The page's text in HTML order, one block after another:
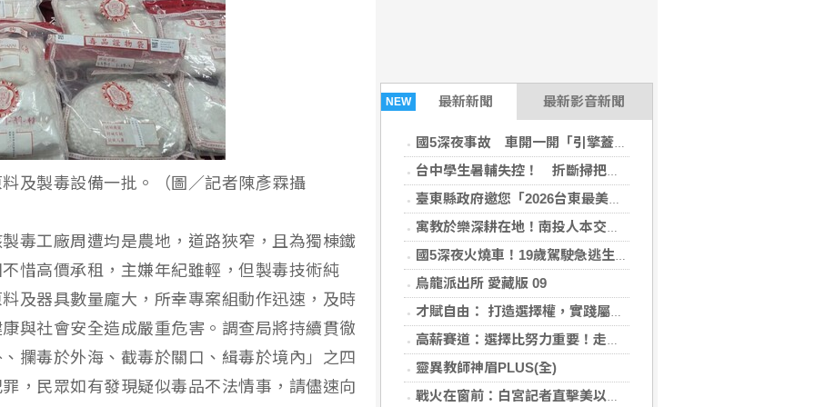
NEW 最新新聞 最新影音新聞
國5深夜事故 車開一開「引擎蓋起火」整輛燒、3人逃生
台中學生暑輔失控！ 折斷掃把戳師眼...醫研判恐失明
臺東縣政府邀您「2026台東最美星空」父親節帶爸爸追星去！
寓教於樂深耕在地！南投人本交通計畫奪佳作
國5深夜火燒車！19歲駕駛急逃生 車上3人及時脫困
烏龍派出所 愛藏版 09
才賦自由： 打造選擇權，實踐屬於你的成就樣貌
高薪賽道：選擇比努力重要！走對路徑的職場換軌與談薪心法
靈異教師神眉PLUS(全)
戰火在窗前：白宮記者直擊美以伊三國衝突，透視世界大變局
及製毒設備一批。（圖／記者陳彥霖攝
毒工廠周遭均是農地，道路狹窄，且為獨棟鐵
惜高價承租，主嫌年紀雖輕，但製毒技術純
及器具數量龐大，所幸專案組動作迅速，及時
與社會安全造成嚴重危害。調查局將持續貫徹
攔毒於外海、截毒於關口、緝毒於境內」之四
，民眾如有發現疑似毒品不法情事，請儘速向